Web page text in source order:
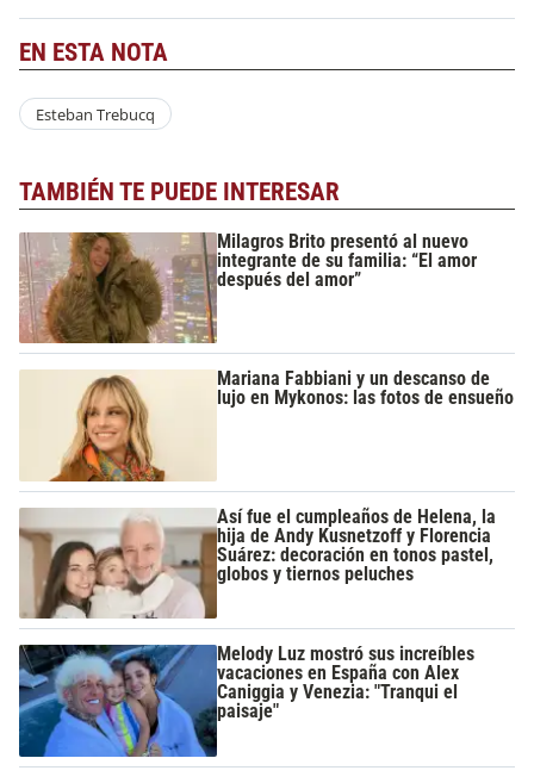
EN ESTA NOTA
Esteban Trebucq
TAMBIÉN TE PUEDE INTERESAR
Milagros Brito presentó al nuevo
integrante de su familia: “El amor
después del amor”
Mariana Fabbiani y un descanso de
lujo en Mykonos: las fotos de ensueño
Así fue el cumpleaños de Helena, la
hija de Andy Kusnetzoff y Florencia
Suárez: decoración en tonos pastel,
globos y tiernos peluches
Melody Luz mostró sus increíbles
vacaciones en España con Alex
Caniggia y Venezia: "Tranqui el
paisaje"